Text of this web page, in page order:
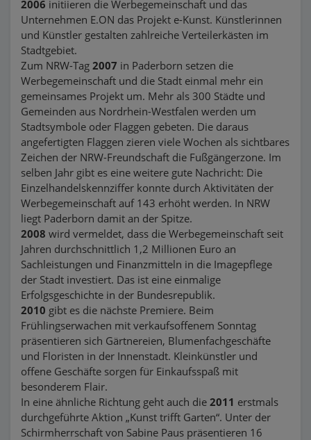
2006 initiieren die Werbegemeinschaft und das
Unternehmen E.ON das Projekt e-Kunst. Künstlerinnen
und Künstler gestalten zahlreiche Verteilerkästen im
Stadtgebiet.
Zum NRW-Tag 2007 in Paderborn setzen die
Werbegemeinschaft und die Stadt einmal mehr ein
gemeinsames Projekt um. Mehr als 300 Städte und
Gemeinden aus Nordrhein-Westfalen werden um
Stadtsymbole oder Flaggen gebeten. Die daraus
angefertigten Flaggen zieren viele Wochen als sichtbares
Zeichen der NRW-Freundschaft die Fußgängerzone. Im
selben Jahr gibt es eine weitere gute Nachricht: Die
Einzelhandelskennziffer konnte durch Aktivitäten der
Werbegemeinschaft auf 143 erhöht werden. In NRW
liegt Paderborn damit an der Spitze.
2008 wird vermeldet, dass die Werbegemeinschaft seit
Jahren durchschnittlich 1,2 Millionen Euro an
Sachleistungen und Finanzmitteln in die Imagepflege
der Stadt investiert. Das ist eine einmalige
Erfolgsgeschichte in der Bundesrepublik.
2010 gibt es die nächste Premiere. Beim
Frühlingserwachen mit verkaufsoffenem Sonntag
präsentieren sich Gärtnereien, Blumenfachgeschäfte
und Floristen in der Innenstadt. Kleinkünstler und
offene Geschäfte sorgen für Einkaufsspaß mit
besonderem Flair.
In eine ähnliche Richtung geht auch die 2011 erstmals
durchgeführte Aktion „Kunst trifft Garten“. Unter der
Schirmherrschaft von Sabine Paus präsentieren 16